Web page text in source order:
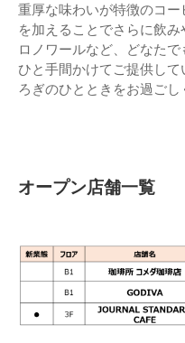
重厚な味わいが特徴のコ
を加えることでさらに飲
ロノワールなど、どなた
ひと手間かけてご提供し
ろぎのひとときをお過ごし
オープン店舗一覧